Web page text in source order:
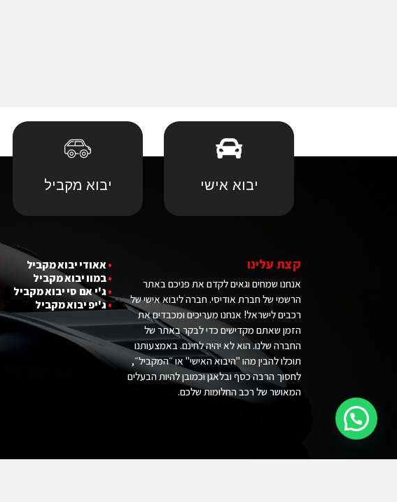
יבוא אישי יבוא מקביל
קצת עלינו
אנחנו שמחים וגאים לקדם את פניכם באתר
הרשמי של חברת אודיסי. חברה ליבוא אישי של
רכבים לישראל! אנחנו מעריכים ומכבדים את
הזמן שאתם מקדישים כדי לבקר באתר של
החברה שלנו. הוא לא יהיה לחינם. באמצעותנו
תוכלו להבין מהו "היבוא האישי" או ״המקביל״,
לחסוך הרבה כסף ובלאגן וכמובן להיות הבעלים
המאושר של רכב החלומות שלכם.
• אאודי יבוא מקביל
•במוו יבוא מקביל
• ג'י אם סי יבוא מקביל
•ג'יפ יבוא מקביל